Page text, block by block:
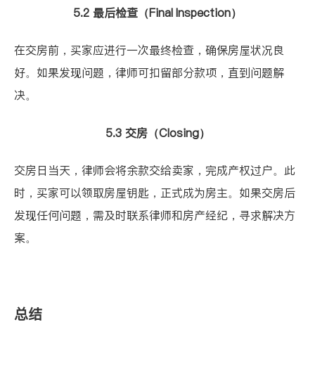
5.2 最后检查（Final Inspection）
在交房前，买家应进行一次最终检查，确保房屋状况良
好。如果发现问题，律师可扣留部分款项，直到问题解
决。
5.3 交房（Closing）
交房日当天，律师会将余款交给卖家，完成产权过户。此
时，买家可以领取房屋钥匙，正式成为房主。如果交房后
发现任何问题，需及时联系律师和房产经纪，寻求解决方
案。
总结